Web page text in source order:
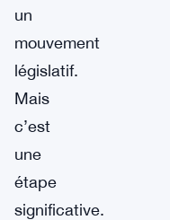
un
mouvement
législatif.
Mais
c’est
une
étape
significative.